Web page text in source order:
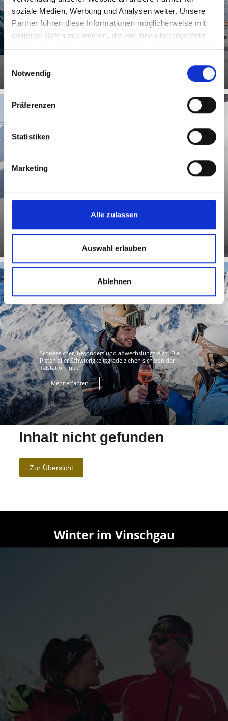
soziale Medien, Werbung und Analysen weiter. Unsere
Partner führen diese Informationen möglicherweise mit
weiteren Daten zusammen, die Sie ihnen bereitgestellt
haben oder die sie im Rahmen Ihrer Nutzung der Dienste
Notwendig
Präferenzen
Statistiken
Marketing
Alle zulassen
Auswahl erlauben
Ablehnen
Hier erwartet die Besucher ein kleines, familiäres
Skiparadies mit einzigartigem Panoramablick zum Ortler
abseits der ...
SKITOUREN
Schneesicher, besonders und abwechslungsreich. Die
Pisten aller Schwierigkeitsgrade ziehen sich von der
Talstation in ...
Mehr erfahren
Winter im Vinschgau